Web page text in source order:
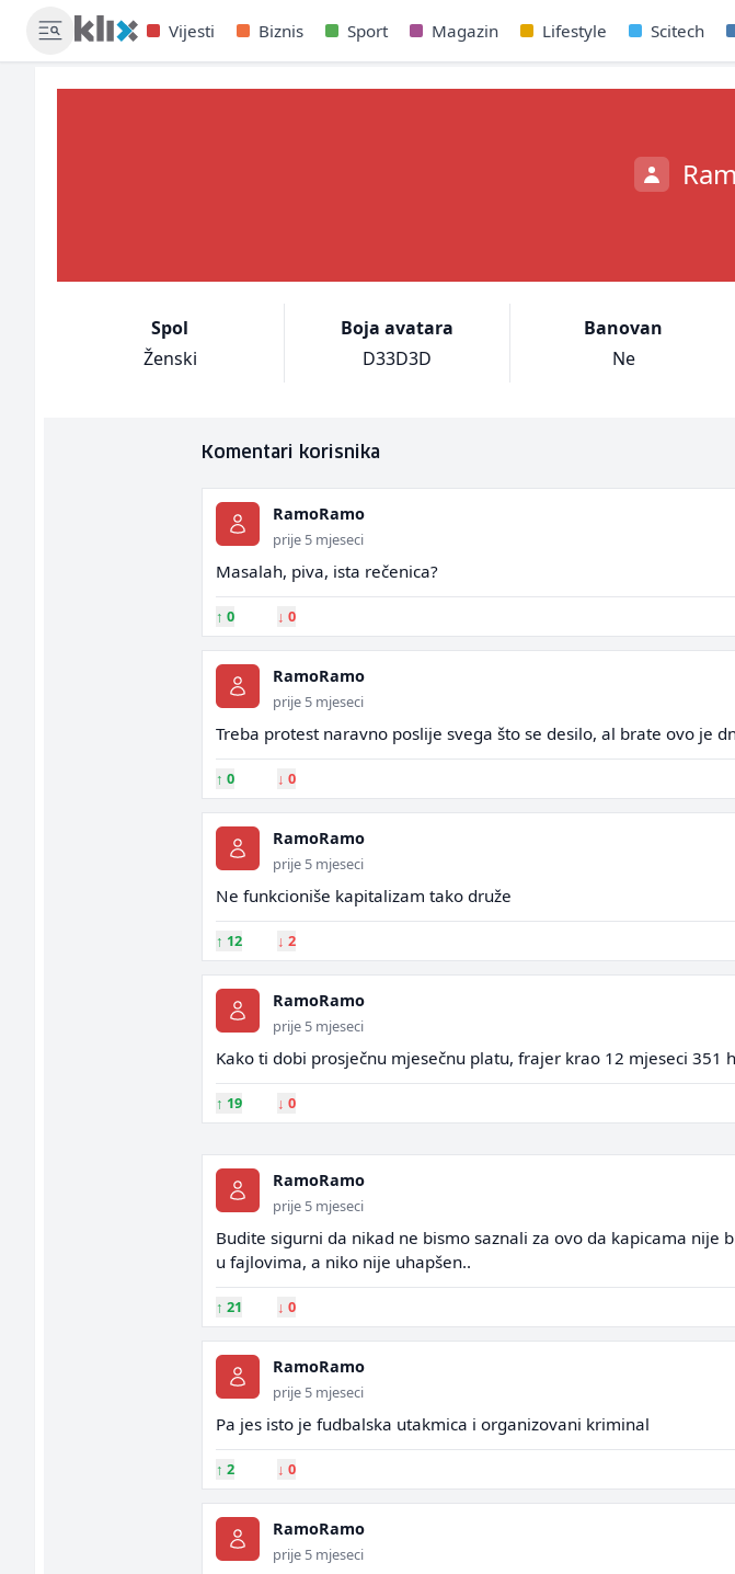
Vijesti Biznis Sport Magazin Lifestyle Scitech
Spol
Ženski
Boja avatara
D33D3D
Banovan
Ne
Komentari korisnika
RamoRamo
prije 5 mjeseci
Masalah, piva, ista rečenica?
↑ 0 ↓ 0
RamoRamo
prije 5 mjeseci
Treba protest naravno poslije svega što se desilo, al brate ovo je
↑ 0 ↓ 0
RamoRamo
prije 5 mjeseci
Ne funkcioniše kapitalizam tako druže
↑ 12 ↓ 2
RamoRamo
prije 5 mjeseci
Kako ti dobi prosječnu mjesečnu platu, frajer krao 12 mjeseci 351
↑ 19 ↓ 0
RamoRamo
prije 5 mjeseci
Budite sigurni da nikad ne bismo saznali za ovo da kapicama
u fajlovima, a niko nije uhapšen..
↑ 21 ↓ 0
RamoRamo
prije 5 mjeseci
Pa jes isto je fudbalska utakmica i organizovani kriminal
↑ 2 ↓ 0
RamoRamo
prije 5 mjeseci